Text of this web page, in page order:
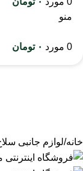
منو
0 مورد ۰ تومان
خانه لوازم جانبی